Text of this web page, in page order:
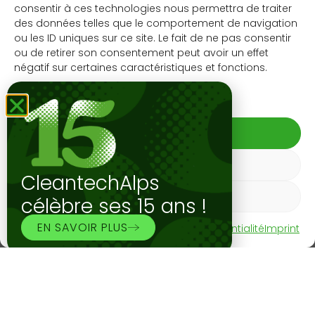
consentir à ces technologies nous permettra de traiter
des données telles que le comportement de navigation
ou les ID uniques sur ce site. Le fait de ne pas consentir
ou de retirer son consentement peut avoir un effet
négatif sur certaines caractéristiques et fonctions.
Gérer les services
VOIR LES PRÉFÉRENCES
Politique de cookiesDéclaration de confidentialitéImprint
fondateur et CEO.
L’entreprise estime également que sa solution peut
réduire l’empreinte carbone de la production de
pellets de 20 à 50%. Proxipel prévoit désormais de
lancer la production en série de ses usines mobiles.
Commercialisées à partir d’environ 1 million de francs,
elles peuvent produire jusqu’à 2,5 tonnes de pellets
par heure et répondent à une demande croissante
en Europe.
Source : Article de PME
Crédits photo : Florian Cella pour 24 Heures
CleantechAlps
célèbre ses 15 ans !
EN SAVOIR PLUS